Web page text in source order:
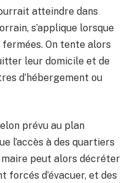
atteindre dans
s’applique lorsque
On tente alors
leur domicile et de
d’hébergement ou
prévu au plan
l’accès à des quartiers
peut alors décréter
forcés d’évacuer, et des